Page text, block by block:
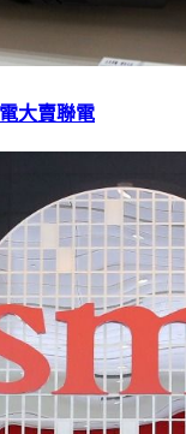
大賣聯電